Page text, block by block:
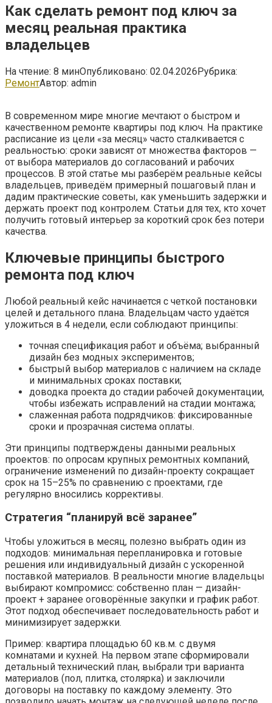
Как сделать ремонт под ключ за
месяц реальная практика
владельцев
На чтение: 8 минОпубликовано: 02.04.2026Рубрика:
РемонтАвтор: admin
В современном мире многие мечтают о быстром и
качественном ремонте квартиры под ключ. На практике
расписание из цели «за месяц» часто сталкивается с
реальностью: сроки зависят от множества факторов —
от выбора материалов до согласований и рабочих
процессов. В этой статье мы разберём реальные кейсы
владельцев, приведём примерный пошаговый план и
дадим практические советы, как уменьшить задержки и
держать проект под контролем. Статьи для тех, кто хочет
получить готовый интерьер за короткий срок без потери
качества.
Ключевые принципы быстрого
ремонта под ключ
Любой реальный кейс начинается с четкой постановки
целей и детального плана. Владельцам часто удаётся
уложиться в 4 недели, если соблюдают принципы:
точная спецификация работ и объёма; выбранный
дизайн без модных экспериментов;
быстрый выбор материалов с наличием на складе
и минимальных сроках поставки;
доводка проекта до стадии рабочей документации,
чтобы избежать исправлений на стадии монтажа;
слаженная работа подрядчиков: фиксированные
сроки и прозрачная система оплаты.
Эти принципы подтверждены данными реальных
проектов: по опросам крупных ремонтных компаний,
ограничение изменений по дизайн-проекту сокращает
срок на 15–25% по сравнению с проектами, где
регулярно вносились коррективы.
Стратегия “планируй всё заранее”
Чтобы уложиться в месяц, полезно выбрать один из
подходов: минимальная перепланировка и готовые
решения или индивидуальный дизайн с ускоренной
поставкой материалов. В реальности многие владельцы
выбирают компромисс: собственно план — дизайн-
проект + заранее оговорённые закупки и график работ.
Этот подход обеспечивает последовательность работ и
минимизирует задержки.
Пример: квартира площадью 60 кв.м. с двумя
комнатами и кухней. На первом этапе сформировали
детальный технический план, выбрали три варианта
материалов (пол, плитка, столярка) и заключили
договоры на поставку по каждому элементу. Это